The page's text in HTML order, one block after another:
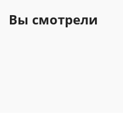
Вы смотрели